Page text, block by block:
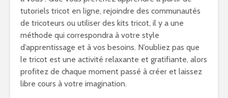
tutoriels tricot en ligne, rejoindre des communautés
de tricoteurs ou utiliser des kits tricot, il y a une
méthode qui correspondra à votre style
d’apprentissage et à vos besoins. N’oubliez pas que
le tricot est une activité relaxante et gratifiante, alors
profitez de chaque moment passé à créer et laissez
libre cours à votre imagination.